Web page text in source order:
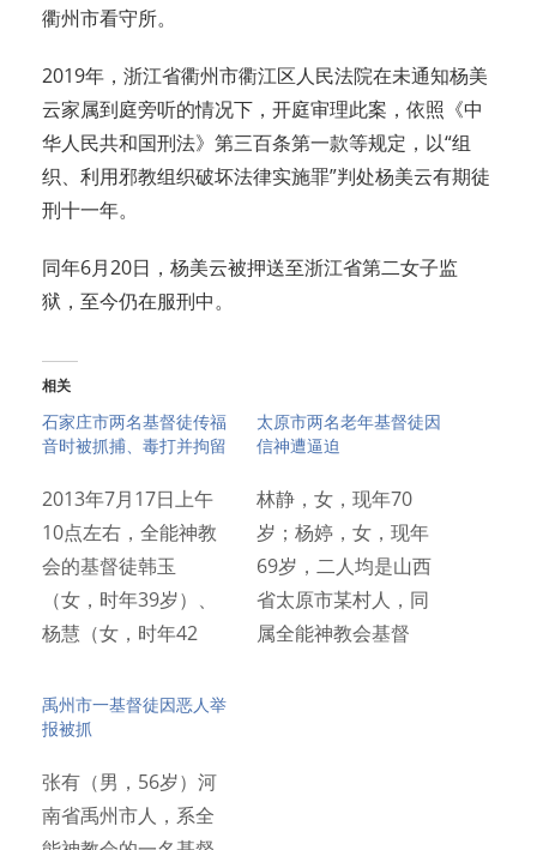
衢州市看守所。
2019年，浙江省衢州市衢江区人民法院在未通知杨美
云家属到庭旁听的情况下，开庭审理此案，依照《中
华人民共和国刑法》第三百条第一款等规定，以“组
织、利用邪教组织破坏法律实施罪”判处杨美云有期徒
刑十一年。
同年6月20日，杨美云被押送至浙江省第二女子监
狱，至今仍在服刑中。
相关
石家庄市两名基督徒传福
音时被抓捕、毒打并拘留
2013年7月17日上午
10点左右，全能神教
会的基督徒韩玉
（女，时年39岁）、
杨慧（女，时年42
太原市两名老年基督徒因
信神遭逼迫
林静，女，现年70
岁；杨婷，女，现年
69岁，二人均是山西
省太原市某村人，同
属全能神教会基督
禹州市一基督徒因恶人举
报被抓
张有（男，56岁）河
南省禹州市人，系全